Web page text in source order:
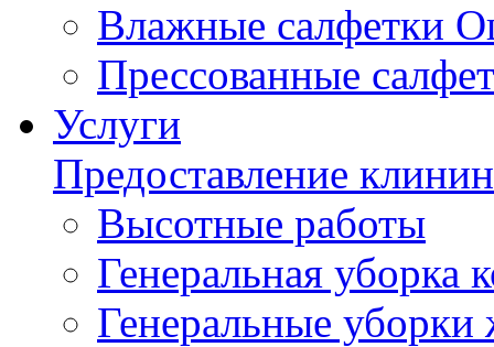
Влажные салфетки
Прессованные
Услуги
Предоставление
Высотные работы
Генеральная
Генеральные